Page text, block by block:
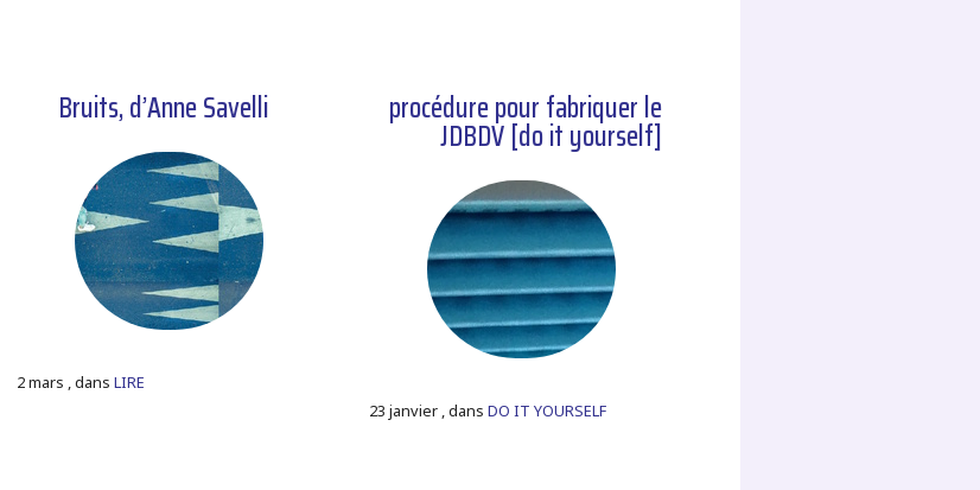
Bruits, d’Anne Savelli
2 mars , dansLIRE
procédure pour fabriquer le
JDBDV [do it yourself]
23 janvier , dans DO IT YOURSELF